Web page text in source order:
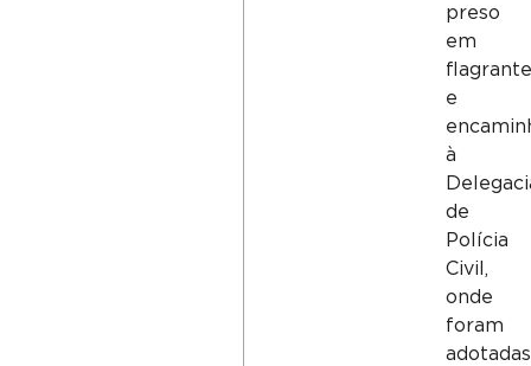
preso
em
flagrante
e
à
de
Polícia
Civil,
onde
foram
adotadas